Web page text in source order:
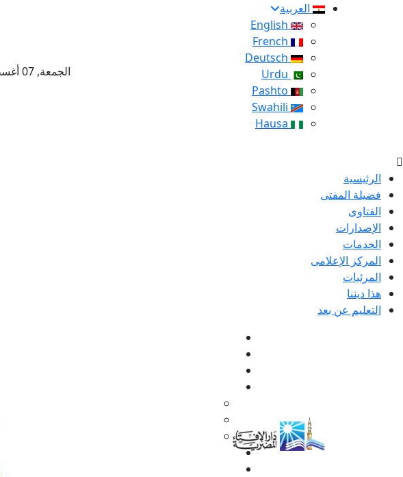
العربية
الجمعة, 07 أغسطس 2026 – 24 صفر 1448 هـ
الرئيسية
فضيلة المفتى
الفتاوى
الإصدارات
الخدمات
المركز الإعلامى
المرئيات
هذا ديننا
التعليم عن بعد